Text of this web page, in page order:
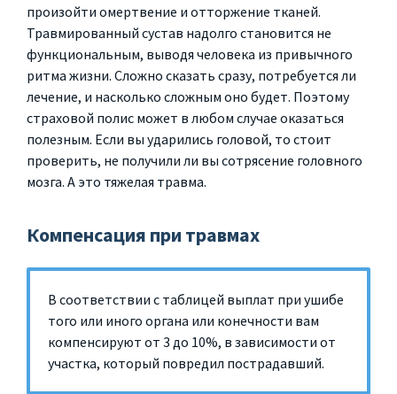
произойти омертвение и отторжение тканей.
Травмированный сустав надолго становится не
функциональным, выводя человека из привычного
ритма жизни. Сложно сказать сразу, потребуется ли
лечение, и насколько сложным оно будет. Поэтому
страховой полис может в любом случае оказаться
полезным. Если вы ударились головой, то стоит
проверить, не получили ли вы сотрясение головного
мозга. А это тяжелая травма.
Компенсация при травмах
В соответствии с таблицей выплат при ушибе
того или иного органа или конечности вам
компенсируют от 3 до 10%, в зависимости от
участка, который повредил пострадавший.